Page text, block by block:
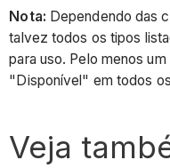
Nota: Dependendo das
talvez todos os tipos
para uso. Pelo menos
"Disponível" em todos
Veja